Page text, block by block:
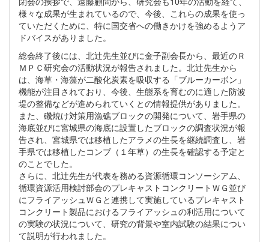
様々な成果が生まれているので、今後、これらの成果を使っ
ていただくために、特に国交省への働きかけを強めるようア
ドバイスがありました。
総会終了後には、北辻先生並びに金子副会長から、最近のＲ
ＭＰＣ研究会の活動状況が報告されました。北辻先生から
は、海草・海藻が二酸化炭素を吸収する「ブルーカーボン」
機能が注目されており、今後、生態系を育むのに適した防波
堤の整備などが進められていくとの情報提供がありました。
また、磯焼け対策用漁礁ブロックの開発について、岩手県の
海底並びに宮城県の海底に設置したブロックの調査状況が報
告され、宮城県では移植したアラメの生長を継続調査し、岩
手県では移植したコンブ（１年草）の生長を確認する予定と
のことでした。
さらに、北辻先生が代表を務める資源循環コンソーシアム、
循環資源活用検討部会のプレキャストコンクリートＷＧ並び
にフライアッシュＷＧと連携して実施しているプレキャスト
コンクリート製品におけるフライアッシュの利活用について
の実験の状況について、研究の背景や室内試験の結果につい
て説明が行われました。